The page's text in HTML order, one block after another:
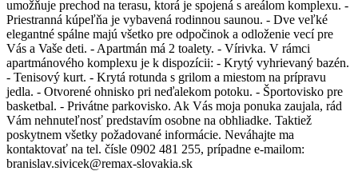
umožňuje prechod na terasu, ktorá je spojená s areálom komplexu. -
Priestranná kúpeľňa je vybavená rodinnou saunou. - Dve veľké
elegantné spálne majú všetko pre odpočinok a odloženie vecí pre
Vás a Vaše deti. - Apartmán má 2 toalety. - Vírivka. V rámci
apartmánového komplexu je k dispozícii: - Krytý vyhrievaný bazén.
- Tenisový kurt. - Krytá rotunda s grilom a miestom na prípravu
jedla. - Otvorené ohnisko pri neďalekom potoku. - Športovisko pre
basketbal. - Privátne parkovisko. Ak Vás moja ponuka zaujala, rád
Vám nehnuteľnosť predstavím osobne na obhliadke. Taktiež
poskytnem všetky požadované informácie. Neváhajte ma
kontaktovať na tel. čísle 0902 481 255, prípadne e-mailom:
branislav.sivicek@remax-slovakia.sk